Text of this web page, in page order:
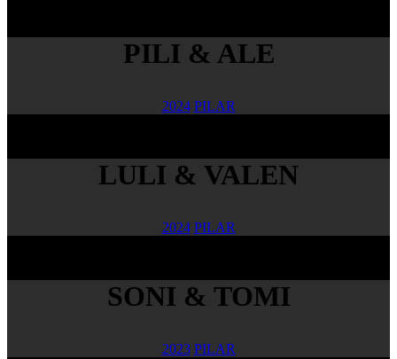
PILI & ALE
2024 PILAR
LULI & VALEN
2024 PILAR
SONI & TOMI
2023 PILAR